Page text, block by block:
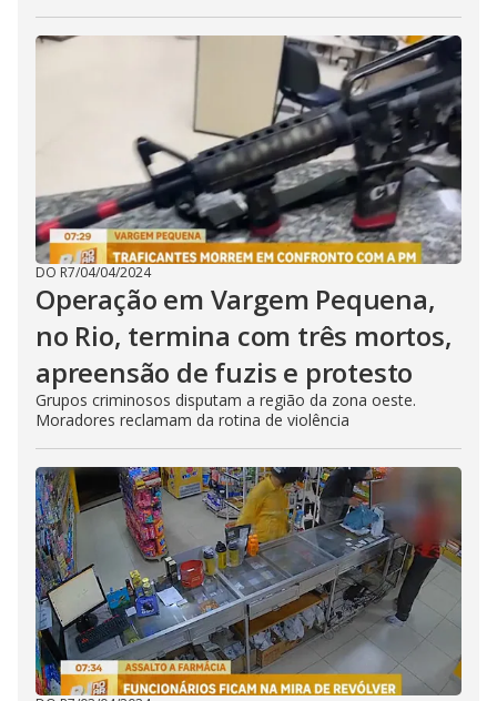
DO R7/04/04/2024
Operação em Vargem Pequena,
no Rio, termina com três mortos,
apreensão de fuzis e protesto
Grupos criminosos disputam a região da zona oeste.
Moradores reclamam da rotina de violência